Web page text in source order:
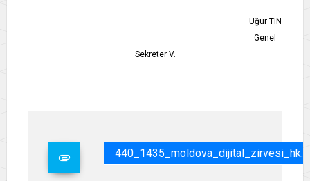
Uğur TIN
Genel
Sekreter V.